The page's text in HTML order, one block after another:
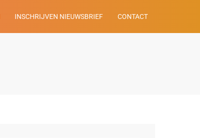
INSCHRIJVEN NIEUWSBRIEF CONTACT